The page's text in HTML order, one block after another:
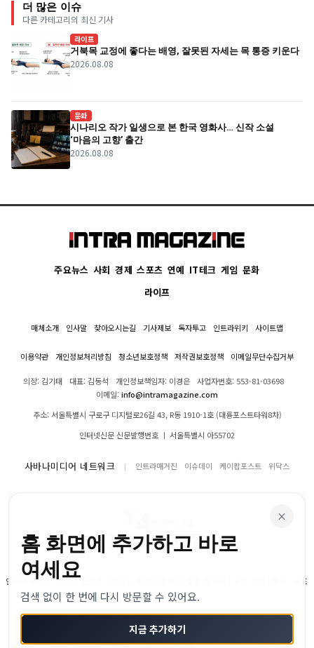
더 많은 이슈
다른 카테고리의 최신 기사
라이프
거북목 교정에 좋다는 배영, 잘못된 자세는 목 통증 키운다
2026.08.08
문화
시나리오 작가 일생으로 본 한국 영화사… 신작 소설
‘마음의 고향’ 출간
2026.08.08
주요뉴스 사회 경제 스포츠 연예 IT테크 게임 문화
라이프
매체소개 인사말 찾아오시는길 기사제보 독자투고 인트라위키 사이트맵
이용약관 개인정보처리방침 청소년보호정책 저작권보호정책 이메일무단수집거부
의장: 김기태 대표: 김동석 개인정보책임자: 이경은
사업자번호: 553-81-03698
이메일:info@intramagazine.com
주소: 서울특별시 구로구 디지털로26길 43, R동 1910-1호 (대륭포스트타워8차)
인터넷신문 신문발행번호 ㅣ 서울특별시 아55702
사바나미디어 네트워크 인트라매거진 이슈데이 케이팝포스트 위닥스
인트라매거진의 모든 콘텐츠(기사)는 저작권법의 보호를 받으며, 무단 전재, 복사, 배포
등을 금합니다.
© 2024–2026 인트라매거진. All Rights Reserved
×
홈 화면에 추가하고 바로
여세요
검색 없이 한 번에 다시 방문할 수 있어요.
지금 추가하기